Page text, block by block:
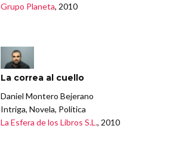
Grupo Planeta, 2010
La correa al cuello
Daniel Montero Bejerano
Intriga, Novela, Política
La Esfera de los Libros S.L., 2010